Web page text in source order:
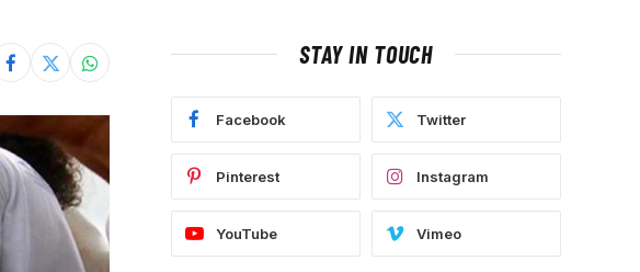
STAY IN TOUCH
Facebook Twitter
Pinterest Instagram
YouTube Vimeo